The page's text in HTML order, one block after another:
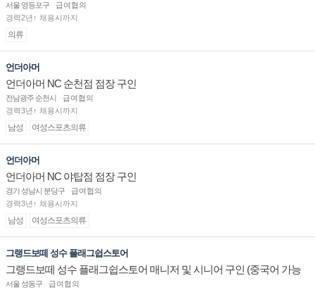
서울 영등포구
급여협의
경력2년↑ 채용시까지
의류
언더아머
언더아머 NC 순천점 점장 구인
전남광주 순천시
급여협의
경력3년↑ 채용시까지
남성 여성스포츠의류
언더아머
언더아머 NC 야탑점 점장 구인
경기 성남시 분당구
급여협의
경력3년↑ 채용시까지
남성 여성스포츠의류
그랭드보떼 성수 플래그쉽스토어
그랭드보떼 성수 플래그쉽스토어 매니저 및 시니어 구인 (중국어 가능
자)
서울 성동구
급여협의